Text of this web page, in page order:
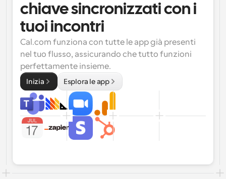
chiave sincronizzati con i
tuoi incontri
Cal.com funziona con tutte le app già presenti
nel tuo flusso, assicurando che tutto funzioni
perfettamente insieme.
Inizia Esplora le app